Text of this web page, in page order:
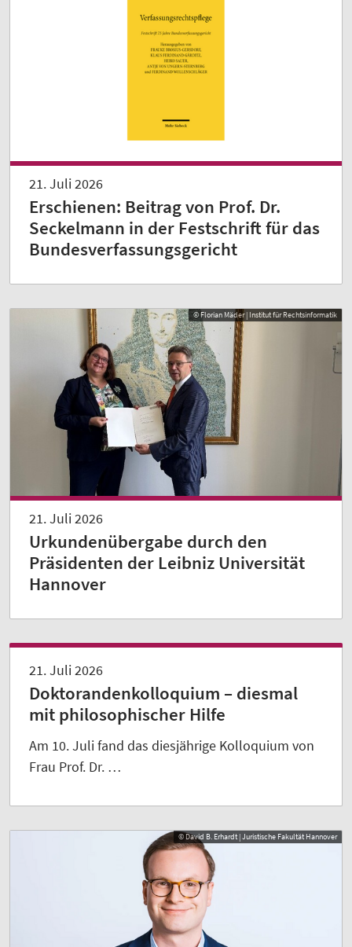
21. Juli 2026
Erschienen: Beitrag von Prof. Dr.
Seckelmann in der Festschrift für das
Bundesverfassungsgericht
© Florian Mäder | Institut für Rechtsinformatik
21. Juli 2026
Urkundenübergabe durch den
Präsidenten der Leibniz Universität
Hannover
21. Juli 2026
Doktorandenkolloquium – diesmal
mit philosophischer Hilfe
Am 10. Juli fand das diesjährige Kolloquium von
Frau Prof. Dr. …
© David B. Erhardt | Juristische Fakultät Hannover